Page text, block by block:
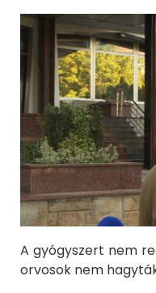
A gyógyszert nem
orvosok nem